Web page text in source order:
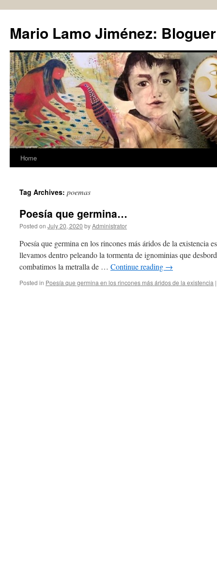
content
Mario Lamo Jiménez:
Home
Tag Archives: poemas
Poesía que germina…
Posted on July 20, 2020 byAdministrator
Poesía que germina en los rincones más áridos de la existencia
llevamos dentro peleando la tormenta de ignominias que
combatimos la metralla de … Continue reading →
Posted in Poesía que germina en los rincones más áridos de la existencia |